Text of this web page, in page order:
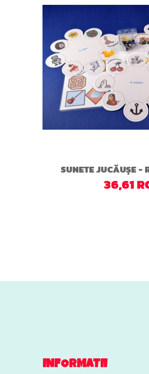
SUNETE JUCĂUȘE -
36,61
INFORMATII